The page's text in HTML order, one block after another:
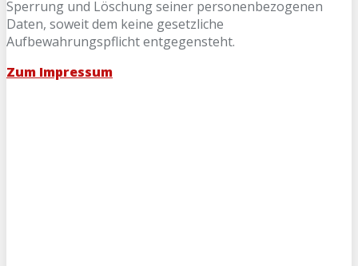
Sperrung und Löschung seiner personenbezogenen
Daten, soweit dem keine gesetzliche
Aufbewahrungspflicht entgegensteht.
Zum Impressum